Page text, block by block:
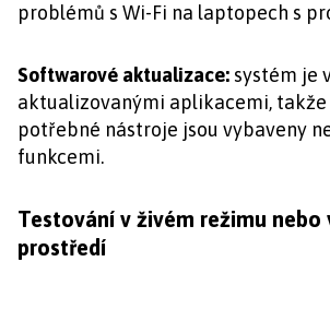
problémů s Wi-Fi na laptopech s
Softwarové aktualizace:systém je
aktualizovanými aplikacemi, takže
potřebné nástroje jsou vybaveny
funkcemi.
Testování v živém režimu
prostředí